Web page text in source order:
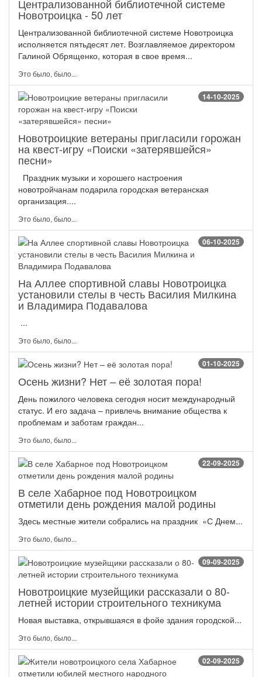
Централизованной библиотечной системе
Новотроицка - 50 лет
Централизованной библиотечной системе Новотроицка
исполняется пятьдесят лет. Возглавляемое директором
Галиной Обрященко, которая в свое время...
Это было, было...
14-10-2025
Новотроицкие ветераны пригласили горожан
на квест-игру «Поиски «затерявшейся»
песни»
Праздник музыки и хорошего настроения
новотройчанам подарила городская ветеранская
организация....
Это было, было...
06-10-2025
На Аллее спортивной славы Новотроицка
установили стелы в честь Василия Милкина
и Владимира Подавалова
...
Это было, было...
01-10-2025
Осень жизни? Нет – её золотая пора!
День пожилого человека сегодня носит международный
статус. И его задача – привлечь внимание общества к
проблемам и заботам граждан...
Это было, было...
22-09-2025
В селе Хабарное под Новотроицком
отметили день рождения малой родины
Здесь местные жители собрались на праздник «С Днем...
Это было, было...
09-09-2025
Новотроицкие музейщики рассказали о 80-
летней истории строительного техникума
Новая выставка, открывшаяся в фойе здания городской...
Это было, было...
02-09-2025